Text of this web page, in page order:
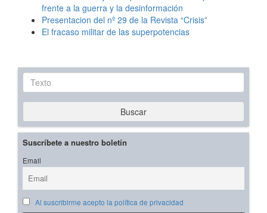
frente a la guerra y la desinformación
Presentacion del nº 29 de la Revista “Crisis”
El fracaso militar de las superpotencias
Texto
Buscar
Suscríbete a nuestro boletín
Email
Al suscribirme acepto la política de privacidad